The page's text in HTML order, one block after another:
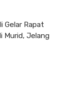
Gelar Rapat
Murid, Jelang